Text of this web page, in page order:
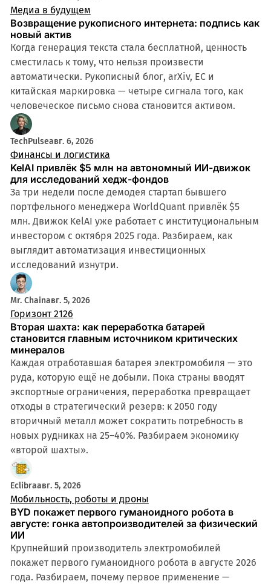
Медиа в будущем
Возвращение рукописного интернета: подпись как
новый актив
Когда генерация текста стала бесплатной, ценность
сместилась к тому, что нельзя произвести
автоматически. Рукописный блог, arXiv, ЕС и
китайская маркировка — четыре сигнала того, как
человеческое письмо снова становится активом.
TechPulseавг. 6, 2026
Финансы и логистика
KelAI привлёк $5 млн на автономный ИИ-движок
для исследований хедж-фондов
За три недели после демодея стартап бывшего
портфельного менеджера WorldQuant привлёк $5
млн. Движок KelAI уже работает с институциональным
инвестором с октября 2025 года. Разбираем, как
выглядит автоматизация инвестиционных
исследований изнутри.
Mr. Chainавг. 5, 2026
Горизонт 2126
Вторая шахта: как переработка батарей
становится главным источником критических
минералов
Каждая отработавшая батарея электромобиля — это
руда, которую ещё не добыли. Пока страны вводят
экспортные ограничения, переработка превращает
отходы в стратегический резерв: к 2050 году
вторичный металл может сократить потребность в
новых рудниках на 25–40%. Разбираем экономику
«второй шахты».
Eclibraавг. 5, 2026
Мобильность, роботы и дроны
BYD покажет первого гуманоидного робота в
августе: гонка автопроизводителей за физический
ИИ
Крупнейший производитель электромобилей
покажет первого гуманоидного робота в августе 2026
года. Разбираем, почему первое применение —